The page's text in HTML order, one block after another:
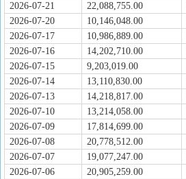
2026-07-21
22,088,755.00
2026-07-20
10,146,048.00
2026-07-17
10,986,889.00
2026-07-16
14,202,710.00
2026-07-15
9,203,019.00
2026-07-14
13,110,830.00
2026-07-13
14,218,817.00
2026-07-10
13,214,058.00
2026-07-09
17,814,699.00
2026-07-08
20,778,512.00
2026-07-07
19,077,247.00
2026-07-06
20,905,259.00